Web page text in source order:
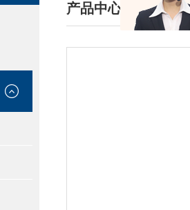
产品中心
/ PRODUCTS CENTER